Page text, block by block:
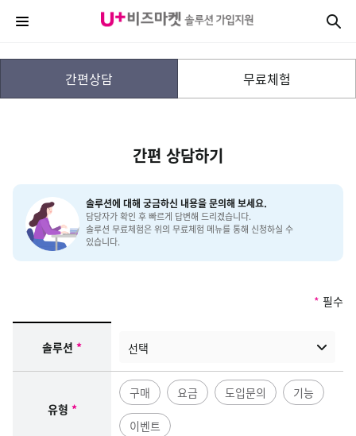
간편상담 무료체험
간편 상담하기
솔루션에 대해 궁금하신 내용을 문의해 보세요.
담당자가 확인 후 빠르게 답변해 드리겠습니다.
솔루션 무료체험은 위의 무료체험 메뉴를 통해 신청하실 수
있습니다.
* 필수
간편 상담하기 정보입력
솔루션 * 선택
유형 *
구매 요금 도입문의 기능
이벤트